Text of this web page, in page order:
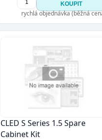
KOUPIT
rychlá objednávka (běžná
CLED S Series 1.5 Spare
Cabinet Kit